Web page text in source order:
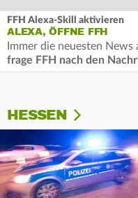
FFH Alexa-Skill aktivieren
ALEXA, ÖFFNE FFH
Immer die neuesten
frage FFH nach den
HESSEN